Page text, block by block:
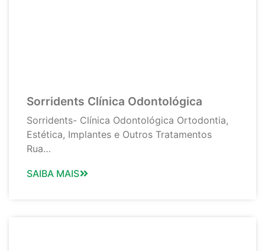
Sorridents Clínica Odontológica
Sorridents- Clínica Odontológica Ortodontia,
Estética, Implantes e Outros Tratamentos
Rua…
SAIBA MAIS